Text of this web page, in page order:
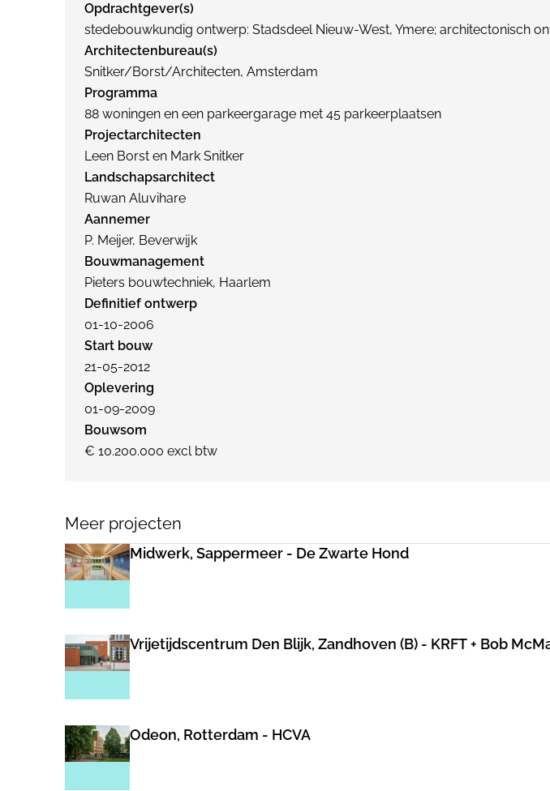
Opdrachtgever(s)
stedebouwkundig ontwerp: Stadsdeel Nieuw-West, Ymere; architectonisch
Architectenbureau(s)
Snitker/Borst/Architecten, Amsterdam
Programma
88 woningen en een parkeergarage met 45 parkeerplaatsen
Projectarchitecten
Leen Borst en Mark Snitker
Landschapsarchitect
Ruwan Aluvihare
Aannemer
P. Meijer, Beverwijk
Bouwmanagement
Pieters bouwtechniek, Haarlem
Definitief ontwerp
01-10-2006
Start bouw
21-05-2012
Oplevering
01-09-2009
Bouwsom
€ 10.200.000 excl btw
Meer projecten
Midwerk, Sappermeer - De Zwarte Hond
Vrijetijdscentrum Den Blijk, Zandhoven (B) - KRFT + Bob
Odeon, Rotterdam - HCVA